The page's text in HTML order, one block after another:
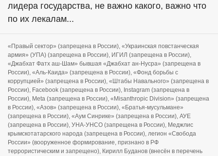
лидера государства, не важно какого, важно что
по их лекалам...
«Правый сектор» (запрещена в России), «Украинская повстанческая
армия» (УПА) (запрещена в России), ИГИЛ (запрещена в России),
«Джабхат Фатх аш-Шам» бывшая «Джабхат ан-Нусра» (запрещена в
России), «Аль-Каида» (запрещена в России), «Фонд борьбы с
коррупцией» (запрещена в России), «Штабы Навального» (запрещена в
России), Facebook (запрещена в России), Instagram (запрещена в
России), Meta (запрещена в России), «Misanthropic Division» (запрещена
в России), «Азов» (запрещена в России), «Братья-мусульмане»
(запрещена в России), «Аум Синрике» (запрещена в России), АУЕ
(запрещена в России), УНА-УНСО (запрещена в России), Меджлис
крымскотатарского народа (запрещена в России), легион «Свобода
России» (вооруженное формирование, признано в РФ
террористическим и запрещено), Кирилл Буданов (внесён в перечень